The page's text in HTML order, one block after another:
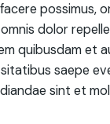
possimus,
dolor
quibusdam et
saepe
sint et